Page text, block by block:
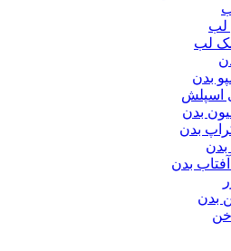
لب
لب
بدن
اسپلش
بدن
بدن
بدن
بدن
بدن